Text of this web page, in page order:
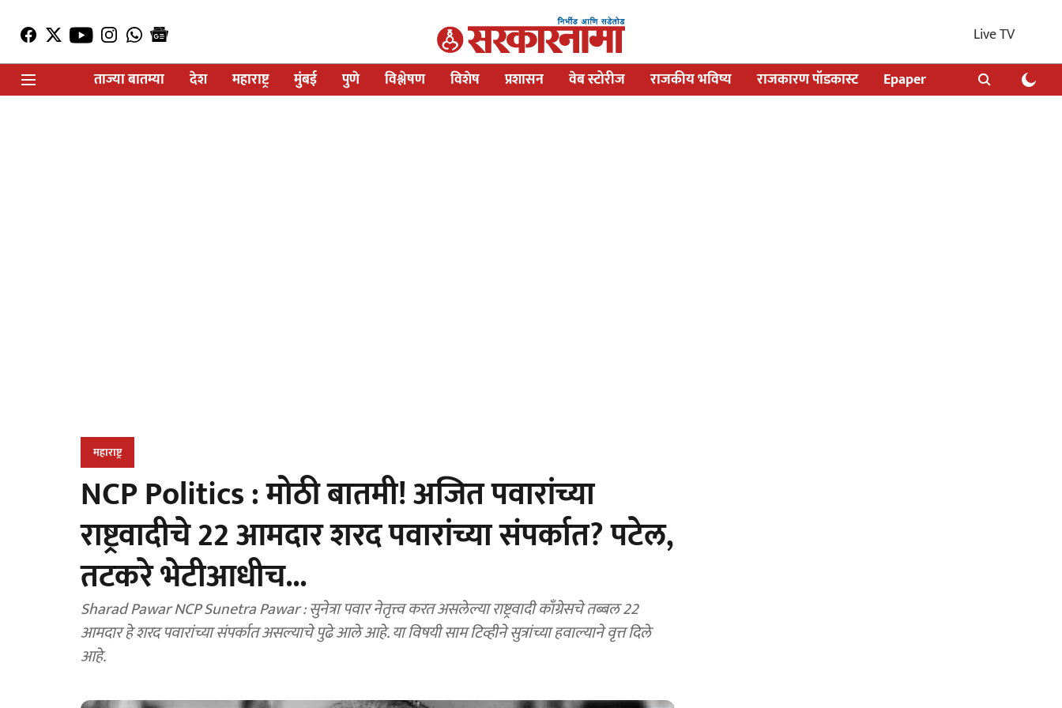
Live TV
ताज्या बातम्या
देश महाराष्ट्र मुंबई पुणे विश्लेषण विशेष प्रशासन वेब स्टोरीज राजकीय भविष्य राजकारण पॉडकास्ट Epaper
महाराष्ट्र
NCP Politics : मोठी बातमी! अजित पवारांच्या
राष्ट्रवादीचे 22 आमदार शरद पवारांच्या संपर्कात? पटेल,
तटकरे भेटीआधीच...
Sharad Pawar NCP Sunetra Pawar : सुनेत्रा पवार नेतृत्त्व करत असलेल्या राष्ट्रवादी काँग्रेसचे तब्बल 22
आमदार हे शरद पवारांच्या संपर्कात असल्याचे पुढे आले आहे. या विषयी साम टिव्हीने सुत्रांच्या हवाल्याने वृत्त दिले
आहे.